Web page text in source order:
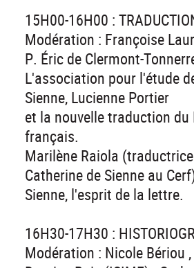
15H00-16H00 :
Modération : Françoise
P. Éric de Clermont-
L'association pour l'étude
Sienne, Lucienne Portier
et la nouvelle traduction du
français.
Marilène Raiola
Catherine de Sienne au
Sienne, l'esprit de la lettre.
16H30-17H30 :
Modération : Nicole Bériou ,